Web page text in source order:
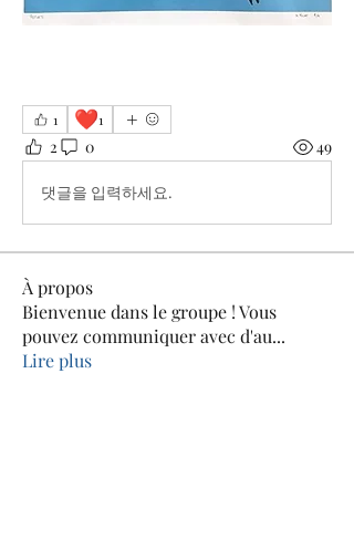
1 ❤️1
2 0 49
댓글을 입력하세요.
À propos
Bienvenue dans le groupe ! Vous
pouvez communiquer avec d'au...
Lire plus